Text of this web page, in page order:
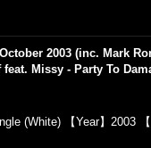
2003 (inc. Mark
Missy - Party To
(White) 【Year】2003